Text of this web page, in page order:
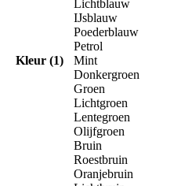
Kleur (1)
Lichtblauw
IJsblauw
Poederblauw
Petrol
Mint
Donkergroen
Groen
Lichtgroen
Lentegroen
Olijfgroen
Bruin
Roestbruin
Oranjebruin